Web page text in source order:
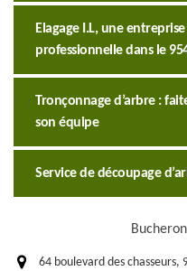
Elagage I.L, une
professionnelle dans le
Tronçonnage d’arbre :
son équipe
Service de découpage
64 boulevard des chasseurs,